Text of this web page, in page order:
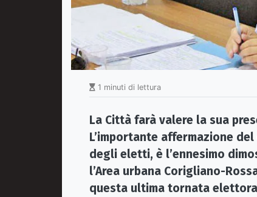
1 minuti di lettura
La Città farà valere la sua
L’importante affermazione
degli eletti, è l’ennesimo
l’Area urbana Corigliano-
questa ultima tornata